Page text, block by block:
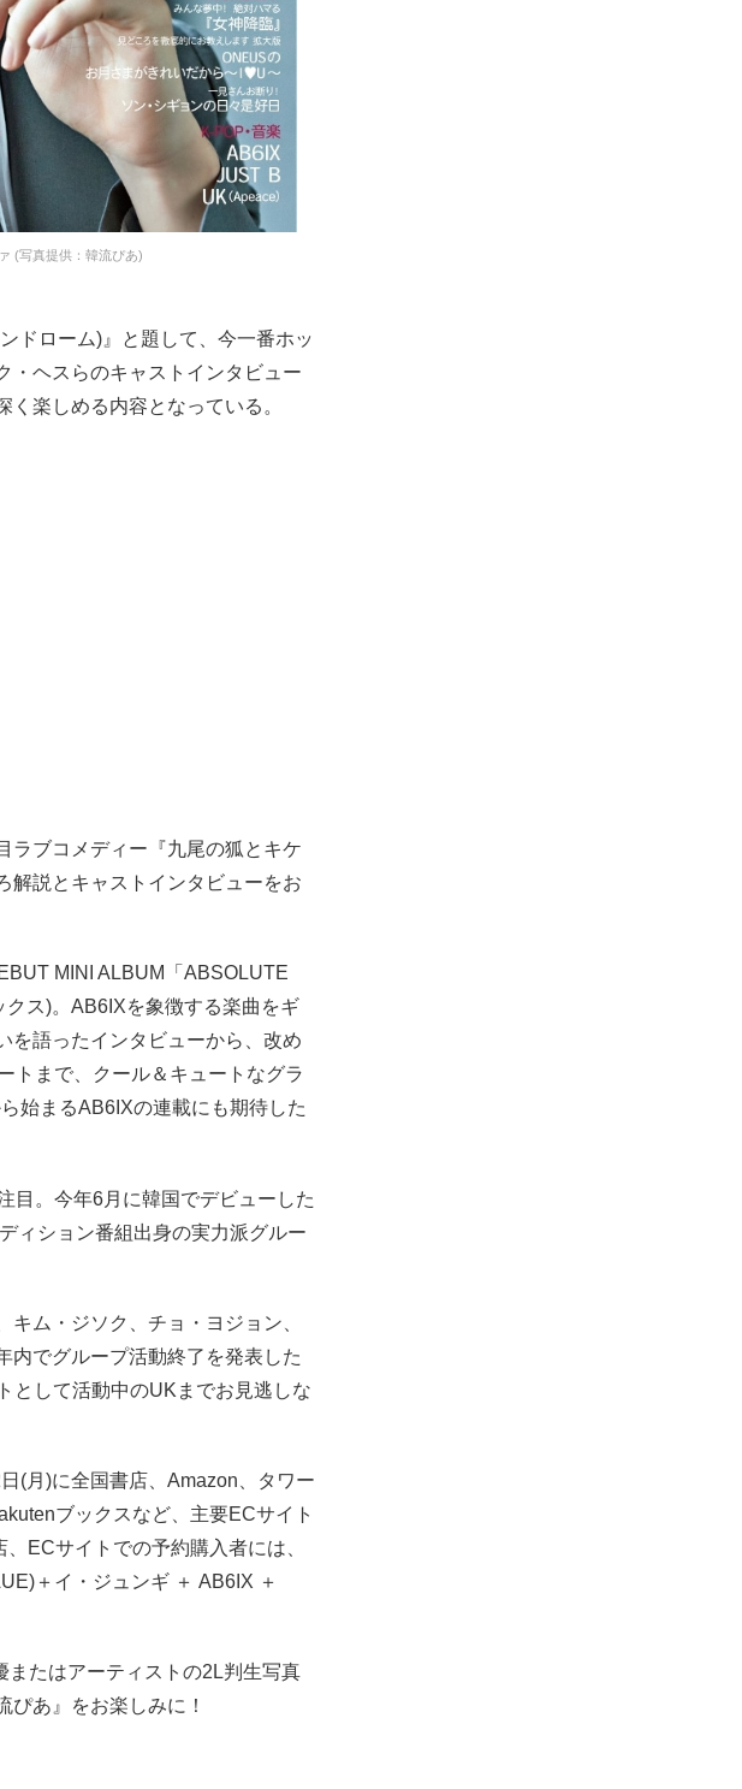
(写真提供：韓流ぴあ)
ドローム)』と題して、今一番ホッ
・ヘスらのキャストインタビュー
楽しめる内容となっている。
ラブコメディー『九尾の狐とキケ
解説とキャストインタビューをお
MINI ALBUM「ABSOLUTE
ス)。AB6IXを象徴する楽曲をギ
を語ったインタビューから、改め
トまで、クール＆キュートなグラ
始まるAB6IXの連載にも期待した
目。今年6月に韓国でデビューした
ィション番組出身の実力派グルー
ム・ジソク、チョ・ヨジョン、
内でグループ活動終了を発表した
として活動中のUKまでお見逃しな
(月)に全国書店、Amazon、タワー
ブックスなど、主要ECサイト
ECサイトでの予約購入者には、
＋イ・ジュンギ ＋ AB6IX ＋
またはアーティストの2L判生写真
あ』をお楽しみに！